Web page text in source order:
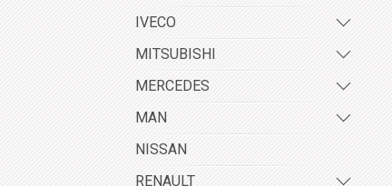
IVECO
MITSUBISHI
MERCEDES
MAN
NISSAN
RENAULT